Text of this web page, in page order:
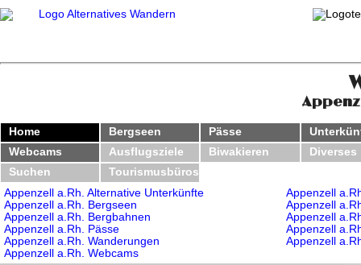
Home Bergseen Pässe
Webcams
Ausflugsziele Biwakieren
Diverses
Suchen
Tourismusbüros
Appenzell a.Rh. Alternative Unterkünfte
Appenzell a.Rh. Bergseen
Appenzell a.Rh. Bergbahnen
Appenzell a.Rh. Pässe
Appenzell a.Rh. Wanderungen
Appenzell a.Rh. Webcams
Appenzell
Appenzell
Appenzell
Appenzell
Appenzell